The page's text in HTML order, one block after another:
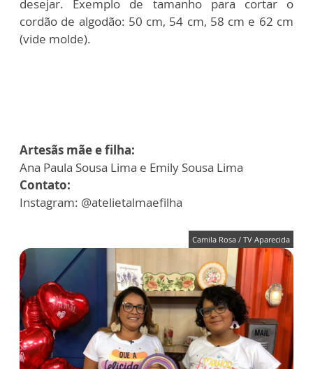
desejar. Exemplo de tamanho para cortar o
cordão de algodão: 50 cm, 54 cm, 58 cm e 62 cm
(vide molde).
Artesãs mãe e filha:
Ana Paula Sousa Lima e Emily Sousa Lima
Contato:
Instagram: @atelietalmaefilha
Camila Rosa / TV Aparecida